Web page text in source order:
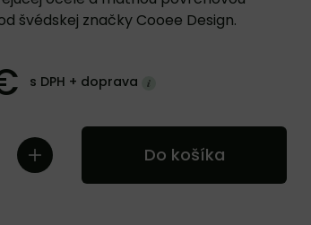
švédskej značky Cooee Design.
s DPH + doprava
Do košíka